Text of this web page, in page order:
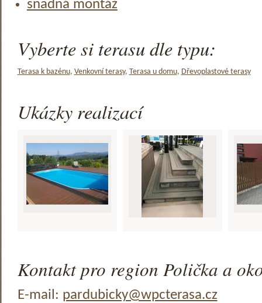
snadná montáž
Vyberte si terasu dle typu:
Terasa k bazénu, Venkovní terasy, Terasa u domu, Dřevoplastové terasy
Ukázky realizací
Kontakt pro region Polička a
E-mail: pardubicky@wpcterasa.cz